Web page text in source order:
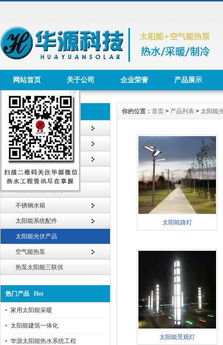
网站首页 关于公司 企业荣誉 产品展示
产品列表 Product
太阳能热水工程
太阳能热水器
智能节水系统
太阳能采暖工程
太阳能建筑一体化
不锈钢水箱
太阳能系统配件
太阳能光伏产品
空气能热泵
热泵太阳能三联供
热门产品 Hot
家用太阳能采暖
太阳能建筑一体化
华源太阳能热水系统工程
你的位置： 首页 > 产品列表 > 太阳能
太阳能路灯
太阳能景观灯